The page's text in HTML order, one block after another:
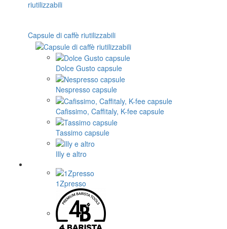
Capsule di caffè riutilizzabili
Dolce Gusto capsule
Nespresso capsule
Cafissimo, Caffitaly, K-fee capsule
Tassimo capsule
Illy e altro
1Zpresso